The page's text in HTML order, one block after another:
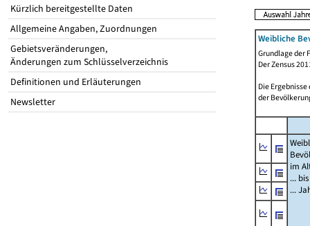
Kürzlich bereitgestellte Daten
Allgemeine Angaben, Zuordnungen
Gebietsveränderungen,
Änderungen zum Schlüsselverzeichnis
Definitionen und Erläuterungen
Newsletter
Weibliche
Grundlage der
Der Zensus
Die
der
im
...
...